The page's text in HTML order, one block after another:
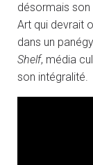
désormais son
Art qui devrait
dans un
Shelf, média
son intégralité.